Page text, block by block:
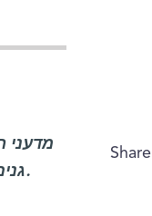
Share
מדעני
גנים הדומה לזו של תאי גזע מהמעי, ובכך יוצרים את התנועה התאית הנחוצה ליצירת גרורות.